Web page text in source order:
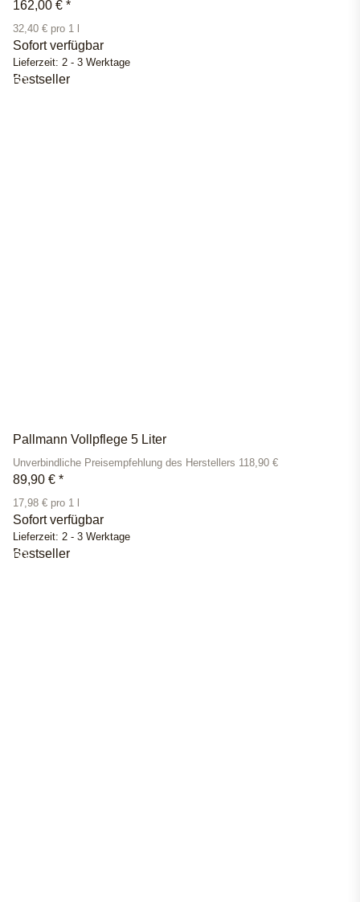
162,00 € *
32,40 € pro 1 l
Sofort verfügbar
Lieferzeit: 2 - 3 Werktage
Bestseller
Pallmann Vollpflege 5 Liter
Unverbindliche Preisempfehlung des Herstellers 118,90 €
89,90 € *
17,98 € pro 1 l
Sofort verfügbar
Lieferzeit: 2 - 3 Werktage
Bestseller